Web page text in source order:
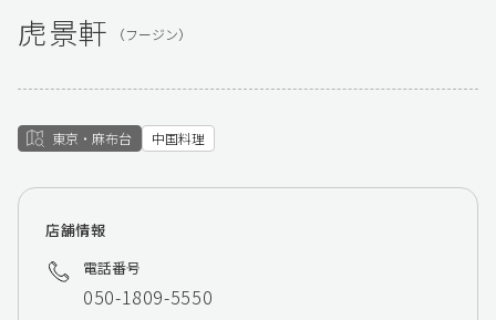
虎景軒 （フージン）
東京・麻布台 中国料理
店舗情報
電話番号
050-1809-5550